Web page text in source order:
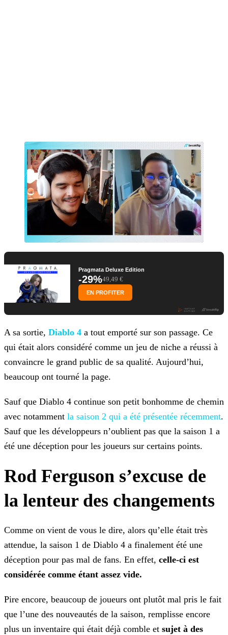
Pragmata Deluxe Edition
-29%49,49 €
EN PROFITER
A sa sortie, Diablo 4 a tout emporté sur son passage. Ce
qui était alors considéré comme un jeu de niche a réussi à
convaincre le grand public de sa qualité. Aujourd’hui,
beaucoup ont tourné la page.
Sauf que Diablo 4 continue son petit bonhomme de chemin
avec notamment la saison 2 qui a été présentée récemment.
Sauf que les développeurs n’oublient pas que la saison 1 a
été une déception pour les joueurs sur certains points.
Rod Ferguson s’excuse de
la lenteur des changements
Comme on vient de vous le dire, alors qu’elle était très
attendue, la saison 1 de Diablo 4 a finalement été une
déception pour pas mal de fans. En effet, celle-ci est
considérée comme étant assez vide.
Pire encore, beaucoup de joueurs ont plutôt mal pris le fait
que l’une des nouveautés de la saison, remplisse encore
plus un inventaire qui était déjà comble et sujet à des